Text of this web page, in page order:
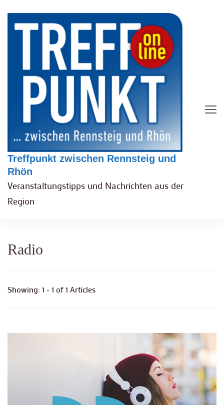
Treffpunkt zwischen Rennsteig und
Rhön
Veranstaltungstipps und Nachrichten aus der
Region
Radio
Showing: 1 - 1 of 1 Articles